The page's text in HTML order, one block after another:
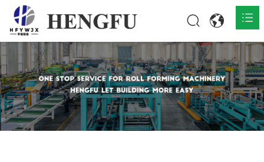
المنزل
المنتجات 
حول 